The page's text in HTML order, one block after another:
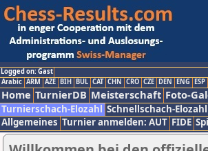
Logged on: Gast
Arabic ARM AZE BIH BUL CAT CHN CRO CZE DEN ENG ESP
Home TurnierDB Meisterschaft Foto-
Turnierschach-Elozahl Schnellschach-Elozahl
Allgemeines Turnier anmelden: AUT FIDE